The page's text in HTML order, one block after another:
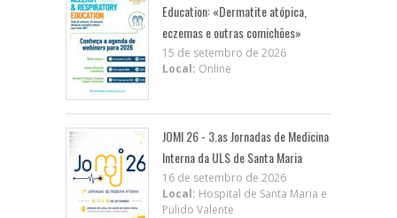
Education: «Dermatite atópica,
eczemas e outras comichões»
15 de setembro de 2026
Local: Online
JOMI 26 - 3.as Jornadas de Medicina
Interna da ULS de Santa Maria
16 de setembro de 2026
Local: Hospital de Santa Maria e
Pulido Valente